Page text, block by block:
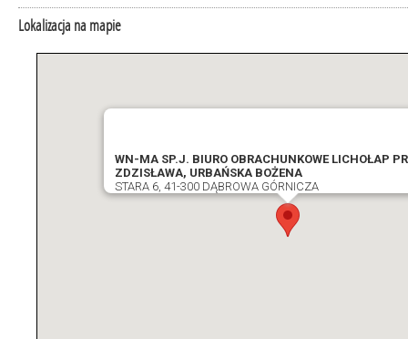
Lokalizacja na mapie
WN-MA SP.J. BIURO OBRACHUNKOWE LICHOŁAP
ZDZISŁAWA, URBAŃSKA BOŻENA
STARA 6, 41-300 DĄBROWA GÓRNICZA